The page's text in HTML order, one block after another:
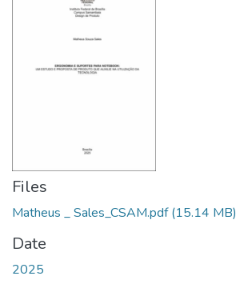
Files
Matheus _ Sales_CSAM.pdf(15.14 MB)
Date
2025